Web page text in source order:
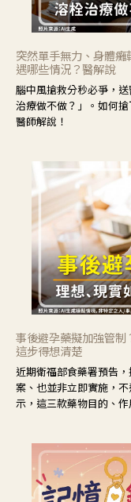
突然單手無力、身體
遇哪些情況？醫解說
腦中風搶救分秒必爭，
治療做不做？」。如何
醫師解說！
事後避孕藥擬加強管制
這步得想清楚
近期衛福部食藥署預告
案、也並非立即實施，
示，這三款藥物目的、